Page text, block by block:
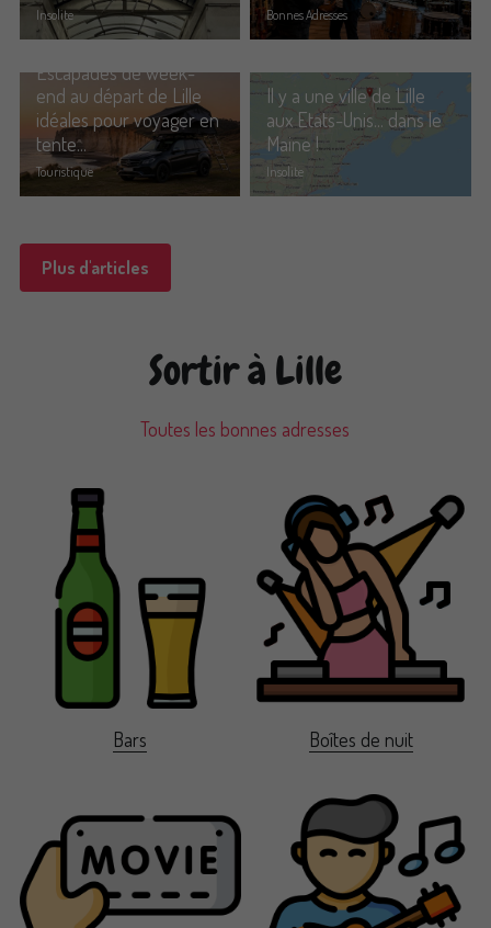
Insolite Bonnes Adresses
Escapades de week-
end au départ de Lille
idéales pour voyager en
tente...
Touristique
Il y a une ville de Lille
aux Etats-Unis... dans le
Maine !
Insolite
Plus d'articles
Sortir à Lille
Toutes les bonnes adresses
Bars Boîtes de nuit